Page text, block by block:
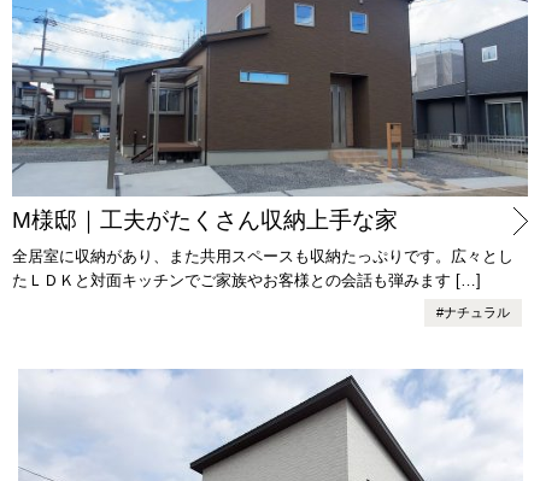
M様邸｜工夫がたくさん収納上手な家
全居室に収納があり、また共用スペースも収納たっぷりです。広々とし
たＬＤＫと対面キッチンでご家族やお客様との会話も弾みます […]
#ナチュラル